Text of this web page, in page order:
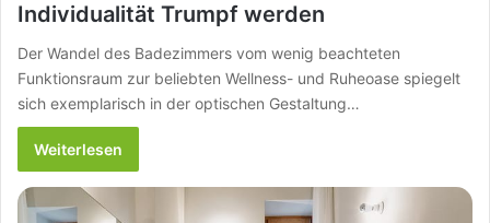
Individualität Trumpf werden
Der Wandel des Badezimmers vom wenig beachteten
Funktionsraum zur beliebten Wellness- und Ruheoase spiegelt
sich exemplarisch in der optischen Gestaltung…
Weiterlesen